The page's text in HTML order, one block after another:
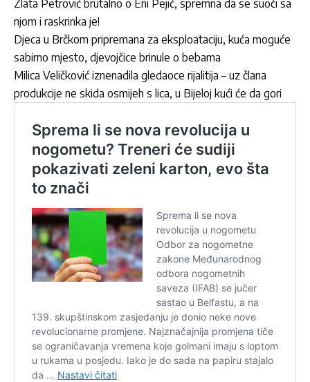
Zlata Petrović brutalno o Eni Pejić, spremna da se suoči sa
njom i raskrinka je!
Djeca u Brčkom pripremana za eksploataciju, kuća moguće
sabirno mjesto, djevojčice brinule o bebama
Milica Veličković iznenadila gledaoce rijalitija – uz člana
produkcije ne skida osmijeh s lica, u Bijeloj kući će da gori